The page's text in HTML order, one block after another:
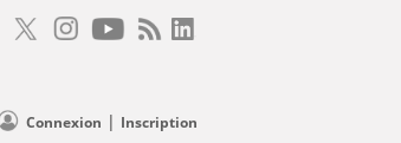
Connexion | Inscription